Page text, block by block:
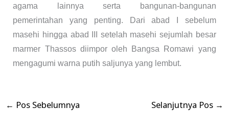
agama lainnya serta bangunan-bangunan
pemerintahan yang penting. Dari abad I sebelum
masehi hingga abad III setelah masehi sejumlah besar
marmer Thassos diimpor oleh Bangsa Romawi yang
mengagumi warna putih saljunya yang lembut.
← Pos Sebelumnya Selanjutnya Pos →